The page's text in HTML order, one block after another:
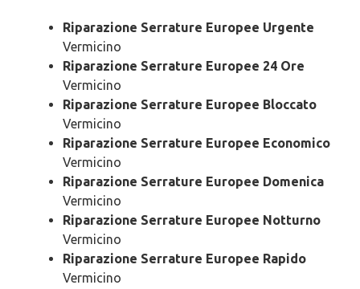
Riparazione Serrature Europee Urgente
Vermicino
Riparazione Serrature Europee 24 Ore
Vermicino
Riparazione Serrature Europee Bloccato
Vermicino
Riparazione Serrature Europee Economico
Vermicino
Riparazione Serrature Europee Domenica
Vermicino
Riparazione Serrature Europee Notturno
Vermicino
Riparazione Serrature Europee Rapido
Vermicino